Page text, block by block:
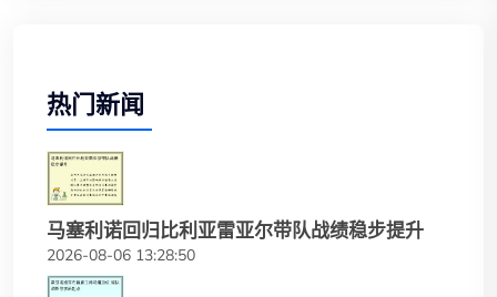
热门新闻
马塞利诺回归比利亚雷亚尔带队战绩稳步提升
2026-08-06 13:28:50